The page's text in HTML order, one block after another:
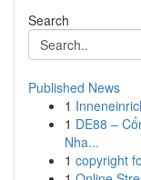
Search
Published News
1
1 DE88 –
Nha...
1 copyright